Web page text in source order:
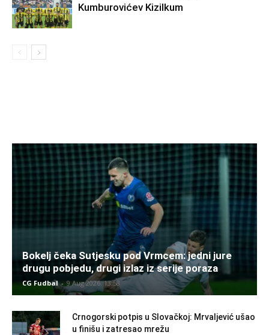
Kumburovićev Kizilkum
Bokelj čeka Sutjesku pod Vrmcem: jedni jure
drugu pobjedu, drugi izlaz iz serije poraza
CG Fudbal - 9 Aug 2026. 13:58
Crnogorski potpis u Slovačkoj: Mrvaljević ušao
u finišu i zatresao mrežu